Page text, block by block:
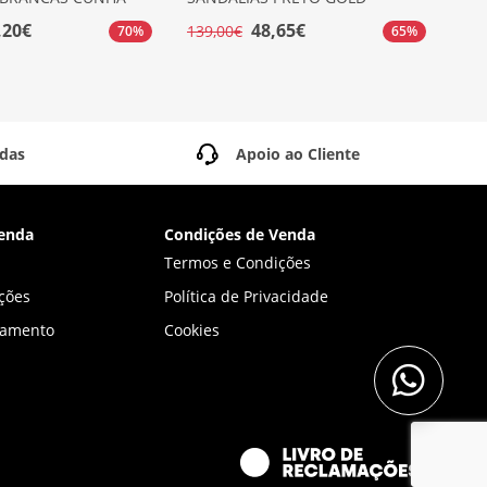
70%
139,00€ 48,65€ 65%
Apoio ao Cliente
Condições de Venda
Termos e Condições
Política de Privacidade
Cookies